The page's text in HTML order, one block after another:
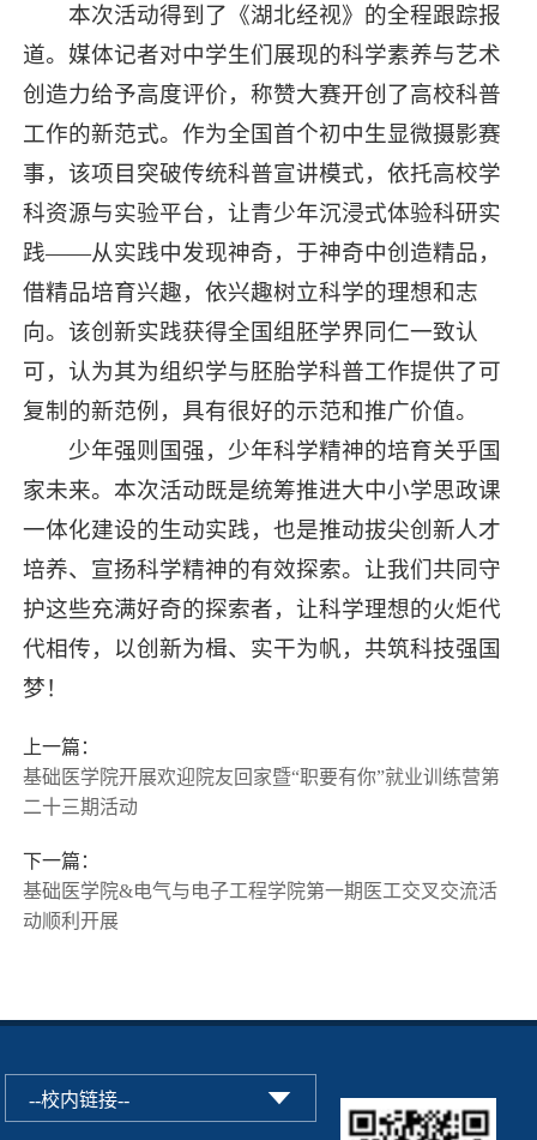
本次活动得到了《湖北经视》的全程跟踪报
道。媒体记者对中学生们展现的科学素养与艺术
创造力给予高度评价，称赞大赛开创了高校科普
工作的新范式。作为全国首个初中生显微摄影赛
事，该项目突破传统科普宣讲模式，依托高校学
科资源与实验平台，让青少年沉浸式体验科研实
践——从实践中发现神奇，于神奇中创造精品，
借精品培育兴趣，依兴趣树立科学的理想和志
向。该创新实践获得全国组胚学界同仁一致认
可，认为其为组织学与胚胎学科普工作提供了可
复制的新范例，具有很好的示范和推广价值。
少年强则国强，少年科学精神的培育关乎国
家未来。本次活动既是统筹推进大中小学思政课
一体化建设的生动实践，也是推动拔尖创新人才
培养、宣扬科学精神的有效探索。让我们共同守
护这些充满好奇的探索者，让科学理想的火炬代
代相传，以创新为楫、实干为帆，共筑科技强国
梦！
上一篇：
基础医学院开展欢迎院友回家暨“职要有你”就业训练营第
二十三期活动
下一篇：
基础医学院&电气与电子工程学院第一期医工交叉交流活
动顺利开展